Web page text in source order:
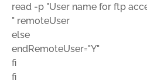
read -p "User name for ftp
" remoteUser
else
endRemoteUser="Y"
fi
fi